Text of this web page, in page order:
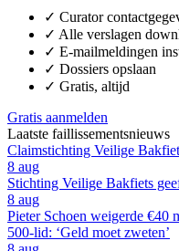
✓ Curator
✓ Alle verslagen
✓ E-mailmeldingen
✓ Dossiers opslaan
✓ Gratis, altijd
Gratis aanmelden
Laatste faillissementsnieuws
Claimstichting Veilige
8 aug
Stichting Veilige Bakfiets
8 aug
Pieter Schoen weigerde €40
500-lid: ‘Geld moet zweten’